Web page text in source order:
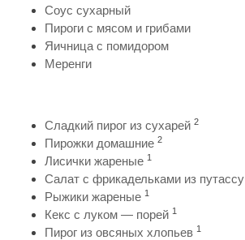
Соус сухарный
Пироги с мясом и грибами
Яичница с помидором
Меренги
Сладкий пирог из сухарей 2
Пирожки домашние 2
Лисички жареные 1
Салат с фрикадельками из путассу
Рыжики жареные 1
Кекс с луком — порей 1
Пирог из овсяных хлопьев 1